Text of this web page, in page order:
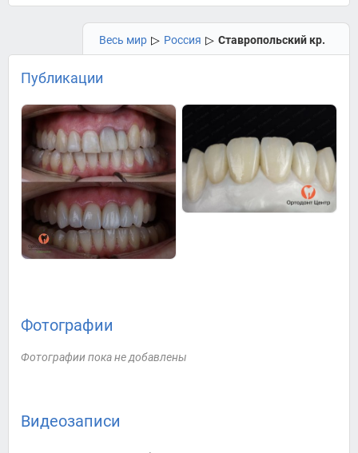
Весь мир ▷ Россия ▷ Ставропольский кр.
Публикации
Фотографии
Фотографии пока не добавлены
Видеозаписи